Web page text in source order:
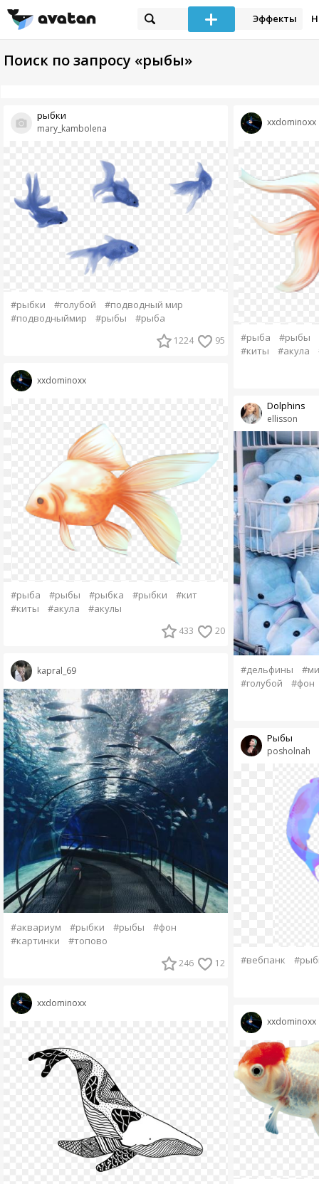
Эффекты
Поиск по запросу «рыбы»
mary_kambolena
рыбки
#рыбки #голубой
#подводный мир
#подводныймир
#рыбы #рыба
1224 95
xxdominoxx
#рыба #рыбы #рыбка #рыбки
#кит
#киты
#акула #акулы
433 20
kapral_69
#аквариум #рыбки #рыбы
#фон
#картинки
#топово
246 12
xxdominoxx
xxdominoxx
#рыба #рыбы
#киты
#акула
ellisson
Dolphins
#дельфины
#голубой
#фон
posholnah
Рыбы
#вебпанк
xxdominoxx